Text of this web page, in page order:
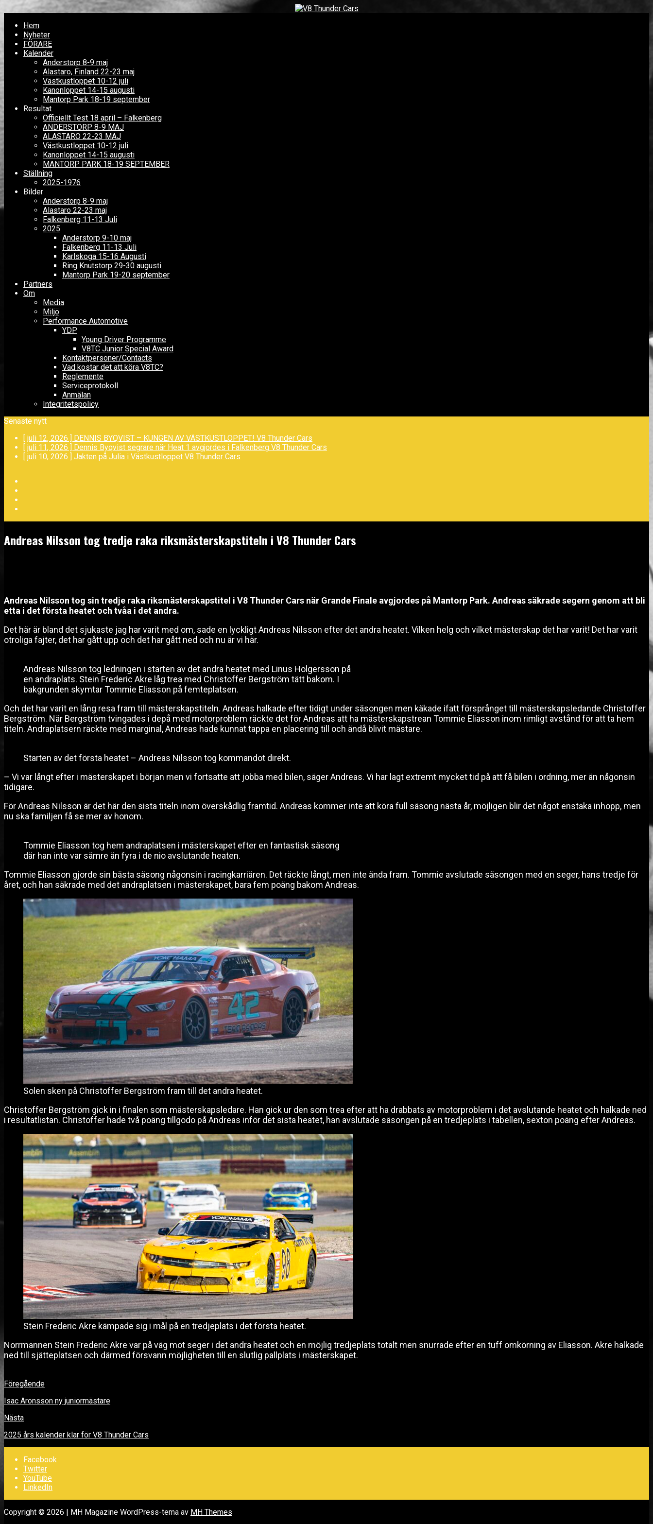
Hem
Nyheter
FÖRARE
Kalender
Anderstorp 8-9 maj
Alastaro, Finland 22-23 maj
Västkustloppet 10-12 juli
Kanonloppet 14-15 augusti
Mantorp Park 18-19 september
Resultat
Officiellt Test 18 april – Falkenberg
ANDERSTORP 8-9 MAJ
ALASTARO 22-23 MAJ
Västkustloppet 10-12 juli
Kanonloppet 14-15 augusti
MANTORP PARK 18-19 SEPTEMBER
Ställning
2025-1976
Bilder
Anderstorp 8-9 maj
Alastaro 22-23 maj
Falkenberg 11-13 Juli
2025
Anderstorp 9-10 maj
Falkenberg 11-13 Juli
Karlskoga 15-16 Augusti
Ring Knutstorp 29-30 augusti
Mantorp Park 19-20 september
Partners
Om
Media
Miljö
Performance Automotive
YDP
Young Driver Programme
V8TC Junior Special Award
Kontaktpersoner/Contacts
Vad kostar det att köra V8TC?
Reglemente
Serviceprotokoll
Anmälan
Integritetspolicy
Senaste nytt
[ juli 12, 2026 ] DENNIS BYQVIST – KUNGEN AV VÄSTKUSTLOPPET! V8 Thunder Cars
[ juli 11, 2026 ] Dennis Byqvist segrare när Heat 1 avgjordes i Falkenberg V8 Thunder Cars
[ juli 10, 2026 ] Jakten på Julia i Västkustloppet V8 Thunder Cars
Andreas Nilsson tog tredje raka riksmästerskapstiteln i V8 Thunder Cars
Andreas Nilsson tog sin tredje raka riksmästerskapstitel i V8 Thunder Cars när Grande Finale avgjordes på Mantorp Park. Andreas säkrade segern genom att bli
etta i det första heatet och tvåa i det andra.
Det här är bland det sjukaste jag har varit med om, sade en lyckligt Andreas Nilsson efter det andra heatet. Vilken helg och vilket mästerskap det har varit! Det har varit
otroliga fajter, det har gått upp och det har gått ned och nu är vi här.
Andreas Nilsson tog ledningen i starten av det andra heatet med Linus Holgersson på
en andraplats. Stein Frederic Akre låg trea med Christoffer Bergström tätt bakom. I
bakgrunden skymtar Tommie Eliasson på femteplatsen.
Och det har varit en lång resa fram till mästerskapstiteln. Andreas halkade efter tidigt under säsongen men käkade ifatt försprånget till mästerskapsledande Christoffer
Bergström. När Bergström tvingades i depå med motorproblem räckte det för Andreas att ha mästerskapstrean Tommie Eliasson inom rimligt avstånd för att ta hem
titeln. Andraplatsern räckte med marginal, Andreas hade kunnat tappa en placering till och ändå blivit mästare.
Starten av det första heatet – Andreas Nilsson tog kommandot direkt.
– Vi var långt efter i mästerskapet i början men vi fortsatte att jobba med bilen, säger Andreas. Vi har lagt extremt mycket tid på att få bilen i ordning, mer än någonsin
tidigare.
För Andreas Nilsson är det här den sista titeln inom överskådlig framtid. Andreas kommer inte att köra full säsong nästa år, möjligen blir det något enstaka inhopp, men
nu ska familjen få se mer av honom.
Tommie Eliasson tog hem andraplatsen i mästerskapet efter en fantastisk säsong
där han inte var sämre än fyra i de nio avslutande heaten.
Tommie Eliasson gjorde sin bästa säsong någonsin i racingkarriären. Det räckte långt, men inte ända fram. Tommie avslutade säsongen med en seger, hans tredje för
året, och han säkrade med det andraplatsen i mästerskapet, bara fem poäng bakom Andreas.
Solen sken på Christoffer Bergström fram till det andra heatet.
Christoffer Bergström gick in i finalen som mästerskapsledare. Han gick ur den som trea efter att ha drabbats av motorproblem i det avslutande heatet och halkade ned
i resultatlistan. Christoffer hade två poäng tillgodo på Andreas inför det sista heatet, han avslutade säsongen på en tredjeplats i tabellen, sexton poäng efter Andreas.
Stein Frederic Akre kämpade sig i mål på en tredjeplats i det första heatet.
Norrmannen Stein Frederic Akre var på väg mot seger i det andra heatet och en möjlig tredjeplats totalt men snurrade efter en tuff omkörning av Eliasson. Akre halkade
ned till sjätteplatsen och därmed försvann möjligheten till en slutlig pallplats i mästerskapet.
Föregående
Isac Aronsson ny juniormästare
Nästa
2025 års kalender klar för V8 Thunder Cars
Facebook
Twitter
YouTube
LinkedIn
Copyright © 2026 | MH Magazine WordPress-tema av MH Themes